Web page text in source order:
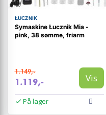
ŁUCZNIK
Symaskine Łucznik Mia -
pink, 38 sømme, friarm
1.149,-
1.119,- Vis
På lager